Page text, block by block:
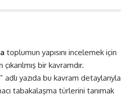
toplumun yapısını incelemek için
bir kavramdır.
yazıda bu kavram detaylarıyla
tabakalaşma türlerini tanımak